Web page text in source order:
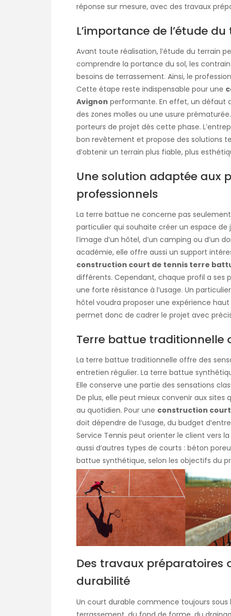
réponse sur mesure, avec des travaux
L’importance de l’étude
Avant toute réalisation, l’étude du terrain
comprendre la portance du sol, les
besoins de terrassement. Ainsi, le
Cette étape reste indispensable pour une
Avignon performante. En effet, un défaut
des zones molles ou une usure
porteurs de projet dès cette phase.
bon revêtement et propose des solutions
d’obtenir un terrain plus fiable, plus
Une solution adaptée aux
professionnels
La terre battue ne concerne pas
particulier qui souhaite créer un espace
l’image d’un hôtel, d’un camping ou d’un
académie, elle offre aussi un support
construction court de tennis terre
différents. Cependant, chaque profil a ses
une forte résistance à l’usage. Un
hôtel voudra proposer une expérience
permet donc de cadrer le projet avec
Terre battue traditionnelle
La terre battue traditionnelle offre des
entretien régulier. La terre battue
Elle conserve une partie des sensations
De plus, elle peut mieux convenir aux
au quotidien. Pour une construction
doit dépendre de l’usage, du budget
Service Tennis peut orienter le client vers
aussi d’autres types de courts : béton
battue synthétique, selon les objectifs du
Des travaux préparatoires
durabilité
Un court durable commence toujours sous